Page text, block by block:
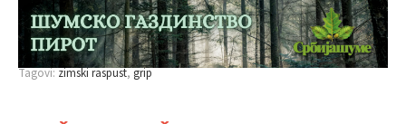
Tagovi:zimski raspust grip